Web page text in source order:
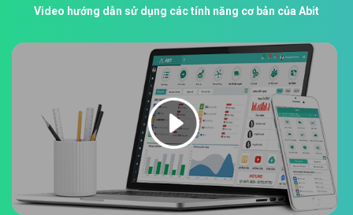
Video hướng dẫn sử dụng các tính năng cơ bản của Abit